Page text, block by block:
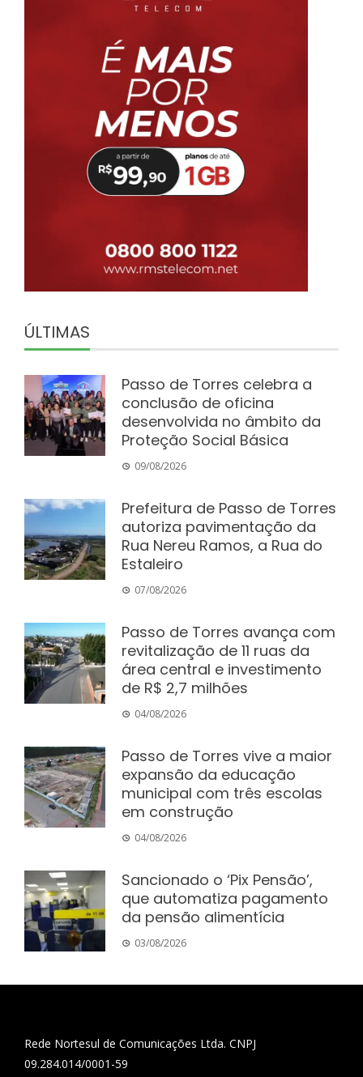
ÚLTIMAS
Passo de Torres celebra a
conclusão de oficina
desenvolvida no âmbito da
Proteção Social Básica
09/08/2026
Prefeitura de Passo de Torres
autoriza pavimentação da
Rua Nereu Ramos, a Rua do
Estaleiro
07/08/2026
Passo de Torres avança com
revitalização de 11 ruas da
área central e investimento
de R$ 2,7 milhões
04/08/2026
Passo de Torres vive a maior
expansão da educação
municipal com três escolas
em construção
04/08/2026
Sancionado o ‘Pix Pensão’,
que automatiza pagamento
da pensão alimentícia
03/08/2026
Rede Nortesul de Comunicações Ltda. CNPJ
09.284.014/0001-59